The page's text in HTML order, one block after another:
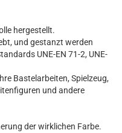
hergestellt.
und gestanzt werden
UNE-EN 71-2, UNE-
Bastelarbeiten, Spielzeug,
und andere
der wirklichen Farbe.